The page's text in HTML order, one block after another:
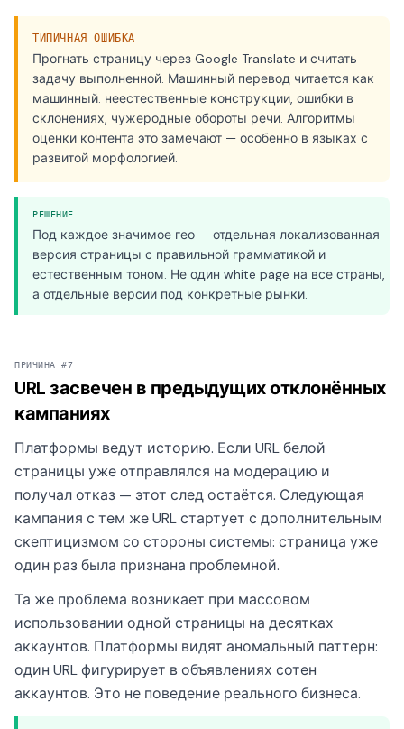
ТИПИЧНАЯ ОШИБКА
Прогнать страницу через Google Translate и считать
задачу выполненной. Машинный перевод читается как
машинный: неестественные конструкции, ошибки в
склонениях, чужеродные обороты речи. Алгоритмы
оценки контента это замечают — особенно в языках с
развитой морфологией.
РЕШЕНИЕ
Под каждое значимое гео — отдельная локализованная
версия страницы с правильной грамматикой и
естественным тоном. Не один white page на все страны,
а отдельные версии под конкретные рынки.
ПРИЧИНА #7
URL засвечен в предыдущих отклонённых
кампаниях
Платформы ведут историю. Если URL белой
страницы уже отправлялся на модерацию и
получал отказ — этот след остаётся. Следующая
кампания с тем же URL стартует с дополнительным
скептицизмом со стороны системы: страница уже
один раз была признана проблемной.
Та же проблема возникает при массовом
использовании одной страницы на десятках
аккаунтов. Платформы видят аномальный паттерн:
один URL фигурирует в объявлениях сотен
аккаунтов. Это не поведение реального бизнеса.